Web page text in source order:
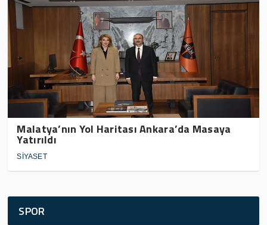
Malatya’nın Yol Haritası Ankara’da Masaya
Yatırıldı
SİYASET
SPOR